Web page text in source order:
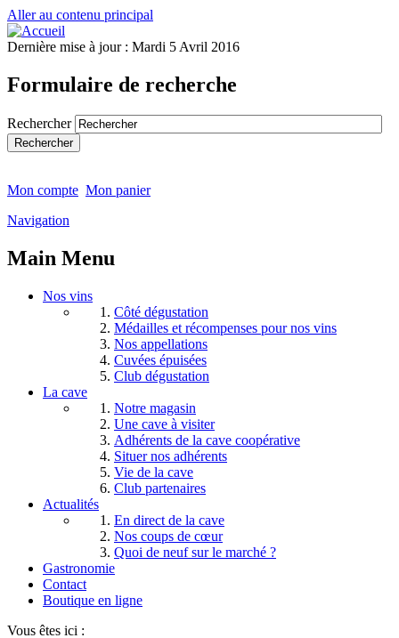
Aller au contenu principal
Dernière mise à jour : Mardi 5 Avril 2016
Formulaire de recherche
Rechercher
Mon compte Mon panier
Navigation
Main Menu
Nos vins
Côté dégustation
Médailles et récompenses pour nos vins
Nos appellations
Cuvées épuisées
Club dégustation
La cave
Notre magasin
Une cave à visiter
Adhérents de la cave coopérative
Situer nos adhérents
Vie de la cave
Club partenaires
Actualités
En direct de la cave
Nos coups de cœur
Quoi de neuf sur le marché ?
Gastronomie
Contact
Boutique en ligne
Vous êtes ici :